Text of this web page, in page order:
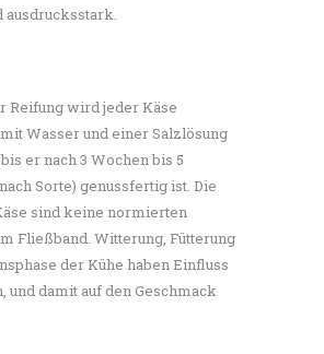
ausdrucksstark.
Reifung wird jeder Käse
Wasser und einer Salzlösung
er nach 3 Wochen bis 5
Sorte) genussfertig ist. Die
sind keine normierten
Fließband. Witterung, Fütterung
der Kühe haben Einfluss
und damit auf den Geschmack